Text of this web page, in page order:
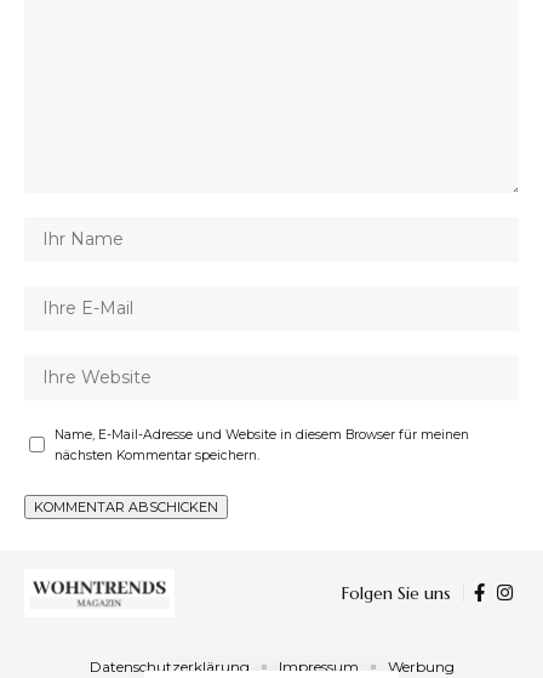
Name, E-Mail-Adresse und Website in diesem Browser für meinen
nächsten Kommentar speichern.
Folgen Sie uns
Datenschutzerklärung Impressum Werbung